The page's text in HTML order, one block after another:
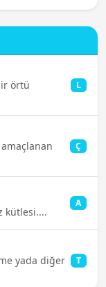
örtü
L
Ç
kütlesi....
A
yada diğer
T